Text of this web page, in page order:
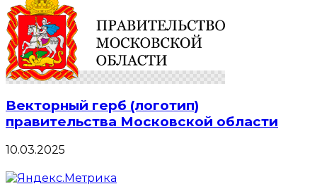
Векторный герб (логотип)
правительства Московской области
10.03.2025